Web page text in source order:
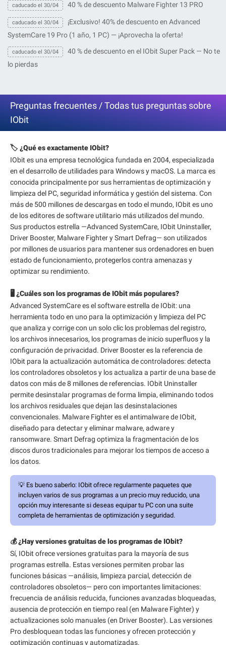
caducado el 30/04 40 % de descuento Malware Fighter 13 PRO
caducado el 30/04
¡Exclusivo! 40% de descuento en Advanced
SystemCare 19 Pro (1 año, 1 PC) — ¡Aprovecha la oferta!
caducado el 30/04
40 % de descuento en el IObit Super Pack — No te
lo pierdas
Preguntas frecuentes / Todas tus preguntas sobre
IObit
🏷️ ¿Qué es exactamente IObit?
IObit es una empresa tecnológica fundada en 2004, especializada
en el desarrollo de utilidades para Windows y macOS. La marca es
conocida principalmente por sus herramientas de optimización y
limpieza del PC, seguridad informática y gestión del sistema. Con
más de 500 millones de descargas en todo el mundo, IObit es uno
de los editores de software utilitario más utilizados del mundo.
Sus productos estrella —Advanced SystemCare, IObit Uninstaller,
Driver Booster, Malware Fighter y Smart Defrag— son utilizados
por millones de usuarios para mantener sus ordenadores en buen
estado de funcionamiento, protegerlos contra amenazas y
optimizar su rendimiento.
🖥️ ¿Cuáles son los programas de IObit más populares?
Advanced SystemCare es el software estrella de IObit: una
herramienta todo en uno para la optimización y limpieza del PC
que analiza y corrige con un solo clic los problemas del registro,
los archivos innecesarios, los programas de inicio superfluos y la
configuración de privacidad. Driver Booster es la referencia de
IObit para la actualización automática de controladores: detecta
los controladores obsoletos y los actualiza a partir de una base de
datos con más de 8 millones de referencias. IObit Uninstaller
permite desinstalar programas de forma limpia, eliminando todos
los archivos residuales que dejan las desinstalaciones
convencionales. Malware Fighter es el antimalware de IObit,
diseñado para detectar y eliminar malware, adware y
ransomware. Smart Defrag optimiza la fragmentación de los
discos duros tradicionales para mejorar los tiempos de acceso a
los datos.
💡 Es bueno saberlo: IObit ofrece regularmente paquetes que
incluyen varios de sus programas a un precio muy reducido, una
opción muy interesante si deseas equipar tu PC con una suite
completa de herramientas de optimización y seguridad.
💰 ¿Hay versiones gratuitas de los programas de IObit?
Sí, IObit ofrece versiones gratuitas para la mayoría de sus
programas estrella. Estas versiones permiten probar las
funciones básicas —análisis, limpieza parcial, detección de
controladores obsoletos— pero con importantes limitaciones:
frecuencia de análisis reducida, funciones avanzadas bloqueadas,
ausencia de protección en tiempo real (en Malware Fighter) y
actualizaciones solo manuales (en Driver Booster). Las versiones
Pro desbloquean todas las funciones y ofrecen protección y
optimización continuas y automatizadas.